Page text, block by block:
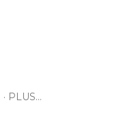
PLUS…